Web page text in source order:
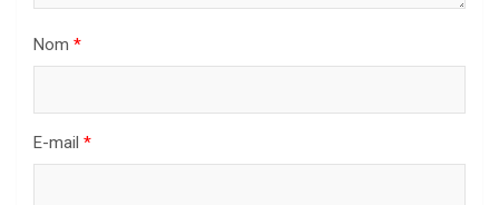
Nom *
E-mail *